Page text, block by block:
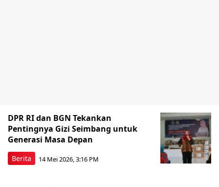
Berita
DPR RI dan BGN Tekankan
Pentingnya Gizi Seimbang untuk
Generasi Masa Depan
14 Mei 2026, 3:16 PM